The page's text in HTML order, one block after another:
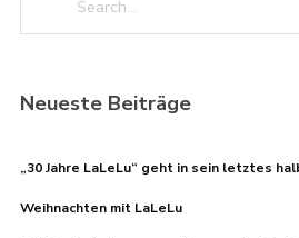
Neueste Beiträge
„30 Jahre LaLeLu“ geht in sein letztes
Weihnachten mit LaLeLu